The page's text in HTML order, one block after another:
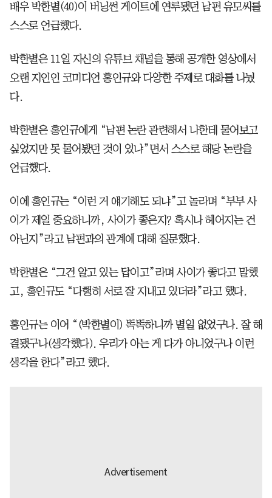
배우 박한별(40)이 버닝썬 게이트에 연루됐던 남편 유모씨를
스스로 언급했다.
박한별은 11일 자신의 유튜브 채널을 통해 공개한 영상에서
오랜 지인인 코미디언 홍인규와 다양한 주제로 대화를 나눴
다.
박한별은 홍인규에게 “남편 논란 관련해서 나한테 물어보고
싶었지만 못 물어봤던 것이 있냐”면서 스스로 해당 논란을
언급했다.
이에 홍인규는 “이런 거 얘기해도 되냐”고 놀라며 “부부 사
이가 제일 중요하니까, 사이가 좋은지? 혹시나 헤어지는 건
아닌지”라고 남편과의 관계에 대해 질문했다.
박한별은 “그건 알고 있는 답이고”라며 사이가 좋다고 말했
고, 홍인규도 “다행히 서로 잘 지내고 있더라”라고 했다.
홍인규는 이어 “(박한별이) 똑똑하니까 별일 없었구나. 잘 해
결됐구나(생각했다). 우리가 아는 게 다가 아니었구나 이런
생각을 한다”라고 했다.